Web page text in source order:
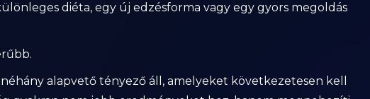
diéta, egy új edzésforma vagy egy gyors megoldás
alapvető tényező áll, amelyeket következetesen kell